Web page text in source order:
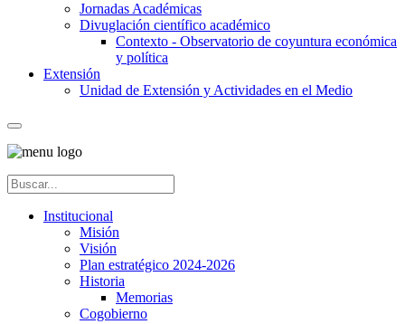
Jornadas Académicas
Divuglación científico académico
Contexto - Observatorio de coyuntura económica
y política
Extensión
Unidad de Extensión y Actividades en el Medio
Institucional
Misión
Visión
Plan estratégico 2024-2026
Historia
Memorias
Cogobierno